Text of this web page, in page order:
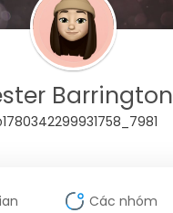
Barrington
Các nhóm